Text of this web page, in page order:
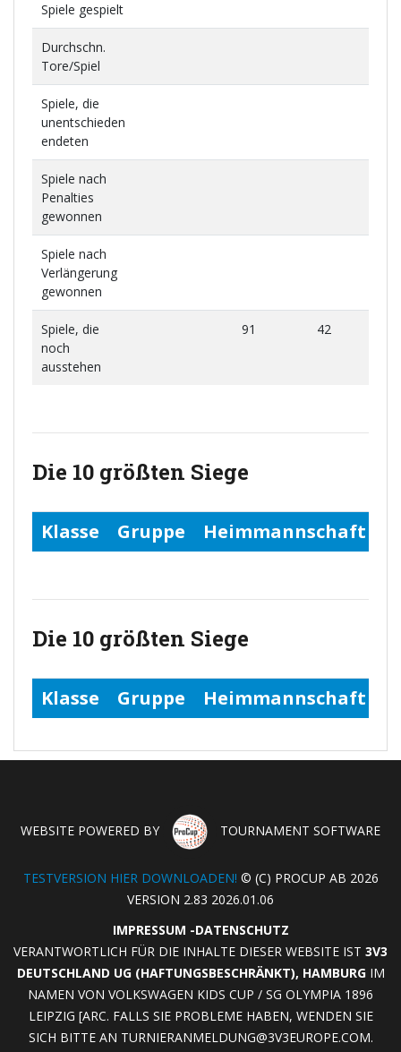
Spiele gespielt
Durchschn.
Tore/Spiel
Spiele, die
unentschieden
endeten
Spiele nach
Penalties
gewonnen
Spiele nach
Verlängerung
gewonnen
Spiele, die
noch
ausstehen
91 42
Die 10 größten Siege
Klasse Gruppe Heimmannschaft
Die 10 größten Siege
Klasse Gruppe Heimmannschaft
WEBSITE POWERED BY TOURNAMENT SOFTWARE
TESTVERSION HIER DOWNLOADEN! © (C) PROCUP AB 2026
VERSION 2.83 2026.01.06
IMPRESSUM -DATENSCHUTZ
VERANTWORTLICH FÜR DIE INHALTE DIESER WEBSITE IST 3V3
DEUTSCHLAND UG (HAFTUNGSBESCHRÄNKT), HAMBURGIM
NAMEN VON VOLKSWAGEN KIDS CUP / SG OLYMPIA 1896
LEIPZIG [ARC. FALLS SIE PROBLEME HABEN, WENDEN SIE
SICH BITTE AN TURNIERANMELDUNG@3V3EUROPE.COM.